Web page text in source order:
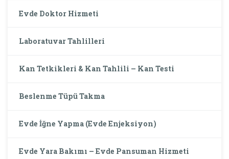
Evde Doktor Hizmeti
Laboratuvar Tahlilleri
Kan Tetkikleri & Kan Tahlili – Kan Testi
Beslenme Tüpü Takma
Evde İğne Yapma (Evde Enjeksiyon)
Evde Yara Bakımı – Evde Pansuman Hizmeti